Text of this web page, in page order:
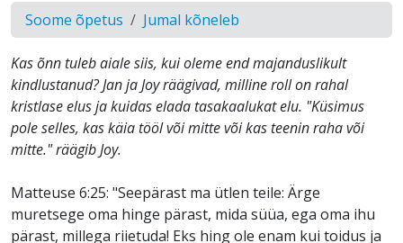
Soome õpetus Jumal kõneleb
Kas õnn tuleb aiale siis, kui oleme end majanduslikult
kindlustanud? Jan ja Joy räägivad, milline roll on rahal
kristlase elus ja kuidas elada tasakaalukat elu. "Küsimus
pole selles, kas käia tööl või mitte või kas teenin raha või
mitte." räägib Joy.
Matteuse 6:25: "Seepärast ma ütlen teile: Ärge
muretsege oma hinge pärast, mida süüa, ega oma ihu
pärast, millega riietuda! Eks hing ole enam kui toidus ja